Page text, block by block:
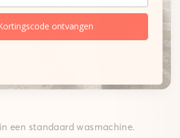
dempt elke stap merkbaar,
technologie ervoor zorgt dat de
op zijn plek blijft – ideaal voor
in huis.
een standaard wasmachine.
ontvangen